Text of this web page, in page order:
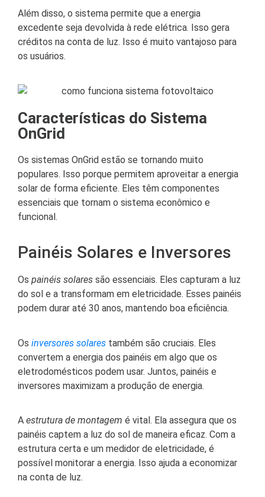
Além disso, o sistema permite que a energia
excedente seja devolvida à rede elétrica. Isso gera
créditos na conta de luz. Isso é muito vantajoso para
os usuários.
Características do Sistema
OnGrid
Os sistemas OnGrid estão se tornando muito
populares. Isso porque permitem aproveitar a energia
solar de forma eficiente. Eles têm componentes
essenciais que tornam o sistema econômico e
funcional.
Painéis Solares e Inversores
Os painéis solares são essenciais. Eles capturam a luz
do sol e a transformam em eletricidade. Esses painéis
podem durar até 30 anos, mantendo boa eficiência.
Os inversores solares também são cruciais. Eles
convertem a energia dos painéis em algo que os
eletrodomésticos podem usar. Juntos, painéis e
inversores maximizam a produção de energia.
A estrutura de montagem é vital. Ela assegura que os
painéis captem a luz do sol de maneira eficaz. Com a
estrutura certa e um medidor de eletricidade, é
possível monitorar a energia. Isso ajuda a economizar
na conta de luz.